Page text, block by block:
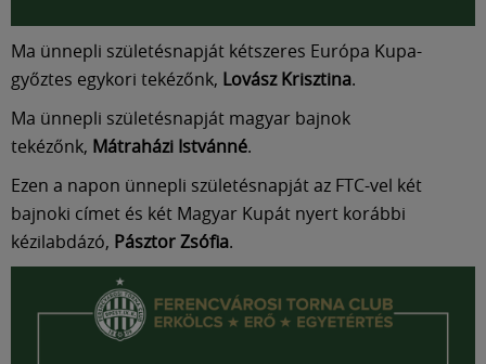
Ma ünnepli születésnapját kétszeres Európa Kupa-
győztes egykori tekézőnk, Lovász Krisztina.
Ma ünnepli születésnapját magyar bajnok
tekézőnk, Mátraházi Istvánné.
Ezen a napon ünnepli születésnapját az FTC-vel két
bajnoki címet és két Magyar Kupát nyert korábbi
kézilabdázó, Pásztor Zsófia.